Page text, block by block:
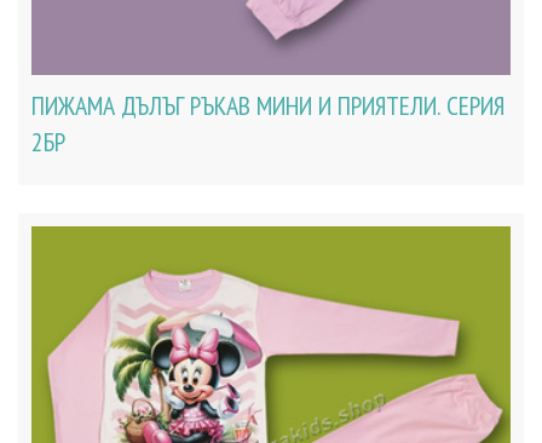
ПИЖАМА ДЪЛЪГ РЪКАВ МИНИ И ПРИЯТЕЛИ. СЕРИЯ
2БР